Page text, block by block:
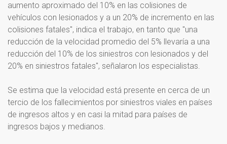
aumento aproximado del 10% en las colisiones de
vehículos con lesionados y a un 20% de incremento en las
colisiones fatales", indica el trabajo, en tanto que "una
reducción de la velocidad promedio del 5% llevaría a una
reducción del 10% de los siniestros con lesionados y del
20% en siniestros fatales", señalaron los especialistas.
Se estima que la velocidad está presente en cerca de un
tercio de los fallecimientos por siniestros viales en países
de ingresos altos y en casi la mitad para países de
ingresos bajos y medianos.